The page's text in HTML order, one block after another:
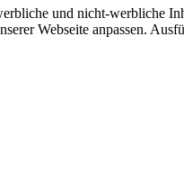
und nicht-werbliche
Webseite anpassen.